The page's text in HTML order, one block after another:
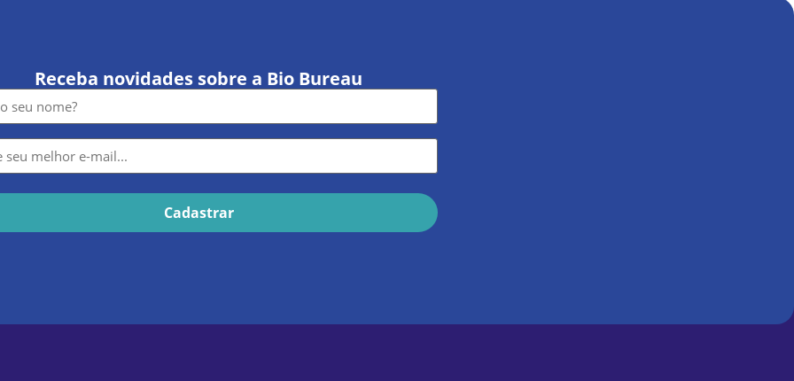
Receba novidades sobre a Bio Bureau